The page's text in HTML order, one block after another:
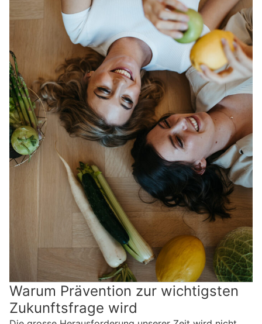
Warum Prävention zur wichtigsten
Zukunftsfrage wird